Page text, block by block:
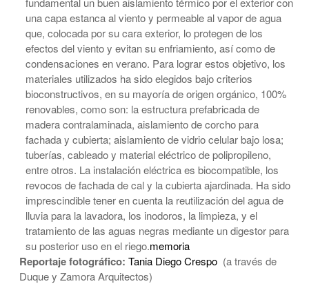
una capa estanca al viento y permeable al vapor de agua
que, colocada por su cara exterior, lo protegen de los
efectos del viento y evitan su enfriamiento, así como de
condensaciones en verano. Para lograr estos objetivo, los
materiales utilizados ha sido elegidos bajo criterios
bioconstructivos, en su mayoría de origen orgánico, 100%
renovables, como son: la estructura prefabricada de
madera contralaminada, aislamiento de corcho para
fachada y cubierta; aislamiento de vidrio celular bajo losa;
tuberías, cableado y material eléctrico de polipropileno,
entre otros. La instalación eléctrica es biocompatible, los
revocos de fachada de cal y la cubierta ajardinada. Ha sido
imprescindible tener en cuenta la reutilización del agua de
lluvia para la lavadora, los inodoros, la limpieza, y el
tratamiento de las aguas negras mediante un digestor para
su posterior uso en el riego.memoria
Reportaje fotográfico: Tania Diego Crespo (a través de
Duque y Zamora Arquitectos)